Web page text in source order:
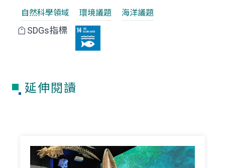
自然科學領域 環境議題 海洋議題
SDGs指標
延伸閱讀